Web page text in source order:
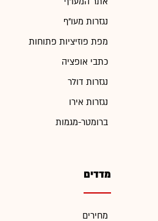
נגזרות מעו"ף
מפת פוזיציות פתוחות
כתבי אופציה
נגזרות דולר
נגזרות אירו
ברומטר-מגמות
מדדים
מחירים